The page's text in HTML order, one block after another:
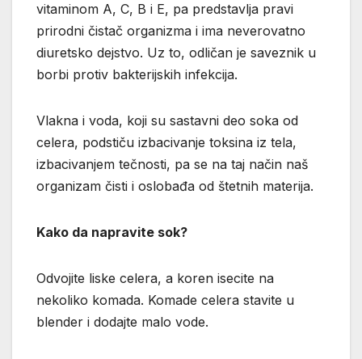
vitaminom A, C, B i E, pa predstavlja pravi
prirodni čistač organizma i ima neverovatno
diuretsko dejstvo. Uz to, odličan je saveznik u
borbi protiv bakterijskih infekcija.
Vlakna i voda, koji su sastavni deo soka od
celera, podstiču izbacivanje toksina iz tela,
izbacivanjem tečnosti, pa se na taj način naš
organizam čisti i oslobađa od štetnih materija.
Kako da napravite sok?
Odvojite liske celera, a koren isecite na
nekoliko komada. Komade celera stavite u
blender i dodajte malo vode.